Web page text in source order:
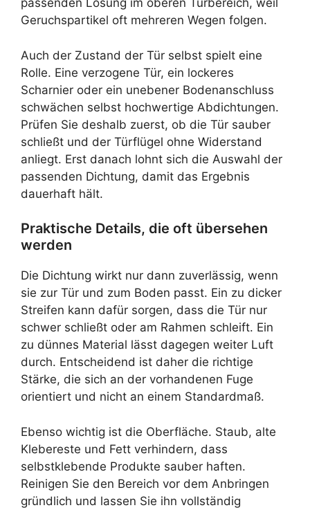
passenden Lösung im oberen Türbereich, weil
Geruchspartikel oft mehreren Wegen folgen.
Auch der Zustand der Tür selbst spielt eine
Rolle. Eine verzogene Tür, ein lockeres
Scharnier oder ein unebener Bodenanschluss
schwächen selbst hochwertige Abdichtungen.
Prüfen Sie deshalb zuerst, ob die Tür sauber
schließt und der Türflügel ohne Widerstand
anliegt. Erst danach lohnt sich die Auswahl der
passenden Dichtung, damit das Ergebnis
dauerhaft hält.
Praktische Details, die oft übersehen
werden
Die Dichtung wirkt nur dann zuverlässig, wenn
sie zur Tür und zum Boden passt. Ein zu dicker
Streifen kann dafür sorgen, dass die Tür nur
schwer schließt oder am Rahmen schleift. Ein
zu dünnes Material lässt dagegen weiter Luft
durch. Entscheidend ist daher die richtige
Stärke, die sich an der vorhandenen Fuge
orientiert und nicht an einem Standardmaß.
Ebenso wichtig ist die Oberfläche. Staub, alte
Klebereste und Fett verhindern, dass
selbstklebende Produkte sauber haften.
Reinigen Sie den Bereich vor dem Anbringen
gründlich und lassen Sie ihn vollständig